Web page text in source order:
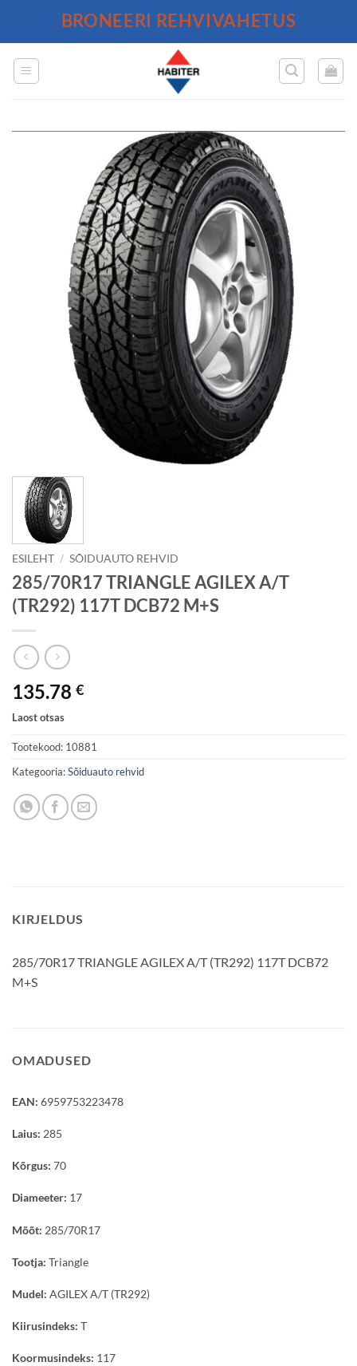
BRONEERI REHVIVAHETUS
ESILEHT / SÕIDUAUTO REHVID
285/70R17 TRIANGLE AGILEX A/T
(TR292) 117T DCB72 M+S
135.78 €
Laost otsas
Tootekood: 10881
Kategooria:Sõiduauto rehvid
KIRJELDUS
285/70R17 TRIANGLE AGILEX A/T (TR292) 117T DCB72
M+S
OMADUSED
EAN: 6959753223478
Laius: 285
Kõrgus: 70
Diameeter: 17
Mõõt: 285/70R17
Tootja: Triangle
Mudel: AGILEX A/T (TR292)
Kiirusindeks: T
Koormusindeks: 117